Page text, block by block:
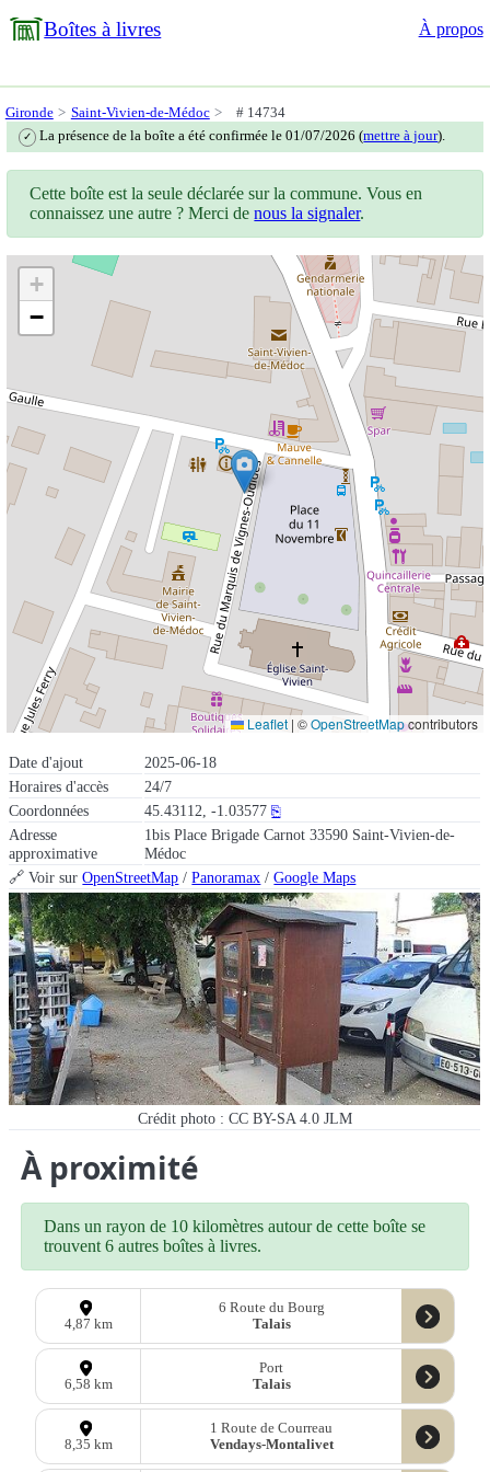
Boîtes à livres À propos
Gironde Saint-Vivien-de-Médoc # 14734
✓ La présence de la boîte a été confirmée le 01/07/2026 (mettre à jour).
Date d'ajout
2025-06-18
Horaires d'accès
24/7
Coordonnées
45.43112, -1.03577 ⎘
Adresse
approximative
1bis Place Brigade Carnot 33590 Saint-Vivien-de-
Médoc
🔗 Voir surOpenStreetMap /Panoramax /Google Maps
Crédit photo : CC BY-SA 4.0 JLM
Cette boîte est la seule déclarée sur la commune. Vous en
connaissez une autre ? Merci denous la signaler.
+
−
Leaflet | ©OpenStreetMapcontributors
À proximité
Dans un rayon de 10 kilomètres autour de cette boîte se
trouvent 6 autres boîtes à livres.
4,87 km
6 Route du Bourg
Talais
6,58 km
Port
Talais
8,35 km
1 Route de Courreau
Vendays-Montalivet